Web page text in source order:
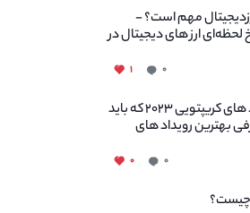
مهم است؟ -
ارز های دیجیتال در
۰ ۱
مهم ترین رویداد های کریپتویی ۲۰۲۳ که باید
بهترین رویداد های
۰ ۰
چیست؟